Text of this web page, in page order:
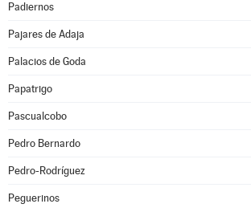
Padiernos
Pajares de Adaja
Palacios de Goda
Papatrigo
Pascualcobo
Pedro Bernardo
Pedro-Rodríguez
Peguerinos